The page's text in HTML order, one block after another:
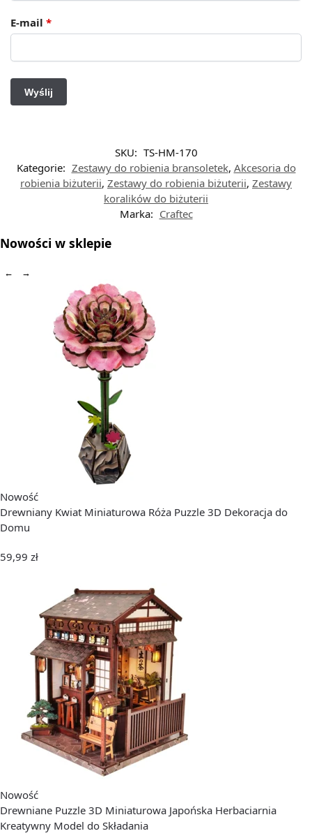
E-mail *
SKU: TS-HM-170
Kategorie: Zestawy do robienia bransoletek, Akcesoria do
robienia biżuterii, Zestawy do robienia biżuterii, Zestawy
koralików do biżuterii
Marka: Craftec
Nowości w sklepie
← →
Nowość
Drewniany Kwiat Miniaturowa Róża Puzzle 3D Dekoracja do
Domu
59,99 zł
Nowość
Drewniane Puzzle 3D Miniaturowa Japońska Herbaciarnia
Kreatywny Model do Składania